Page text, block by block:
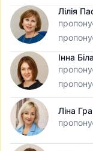
Лілія
Інна
Ліна